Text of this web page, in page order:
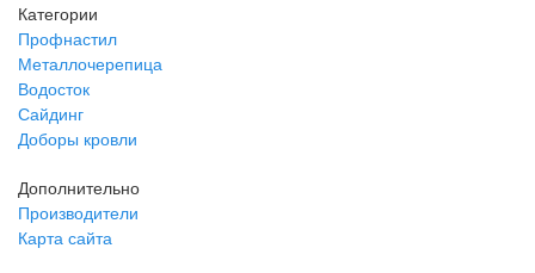
Категории
Профнастил
Металлочерепица
Водосток
Сайдинг
Доборы кровли
Дополнительно
Производители
Карта сайта